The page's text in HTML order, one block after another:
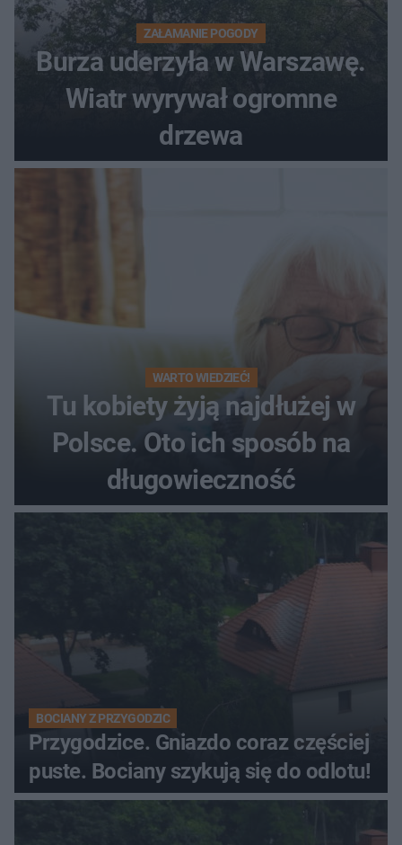
ZAŁAMANIE POGODY
Burza uderzyła w Warszawę.
Wiatr wyrywał ogromne
drzewa
WARTO WIEDZIEĆ!
Tu kobiety żyją najdłużej w
Polsce. Oto ich sposób na
długowieczność
BOCIANY Z PRZYGODZIC
Przygodzice. Gniazdo coraz częściej
puste. Bociany szykują się do odlotu!